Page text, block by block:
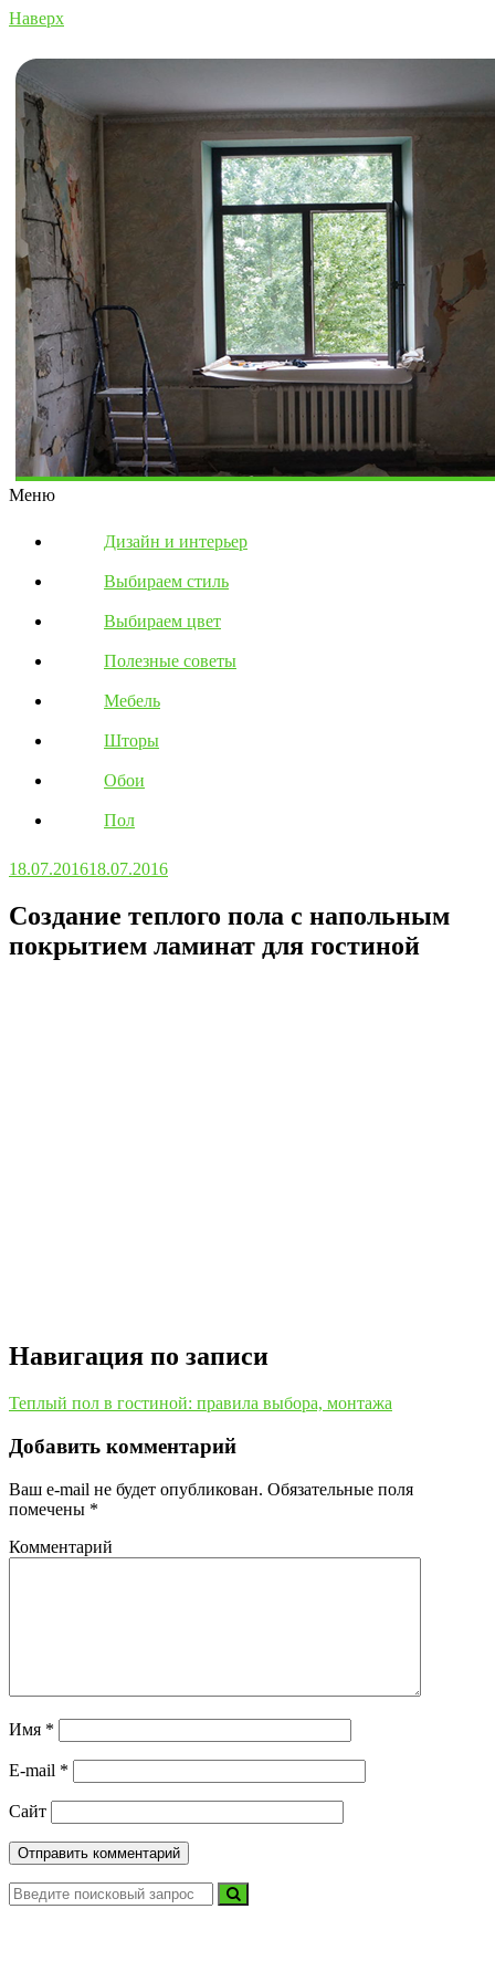
Наверх
Меню
Дизайн и интерьер
Выбираем стиль
Выбираем цвет
Полезные советы
Мебель
Шторы
Обои
Пол
18.07.201618.07.2016
Создание теплого пола с напольным
покрытием ламинат для гостиной
Навигация по записи
Теплый пол в гостиной: правила выбора, монтажа
Добавить комментарий
Ваш e-mail не будет опубликован. Обязательные поля
помечены *
Комментарий
Имя *
E-mail *
Сайт